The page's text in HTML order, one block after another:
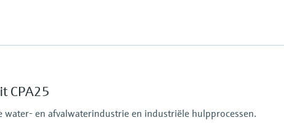
CPA25
water- en afvalwaterindustrie en industriële hulpprocessen.